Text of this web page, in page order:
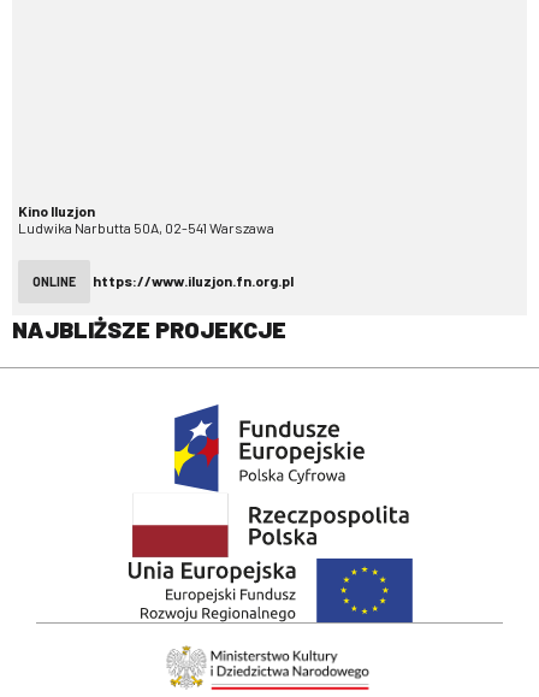
Kino Iluzjon
Ludwika Narbutta 50A, 02-541 Warszawa
ONLINE https://www.iluzjon.fn.org.pl
NAJBLIŻSZE PROJEKCJE